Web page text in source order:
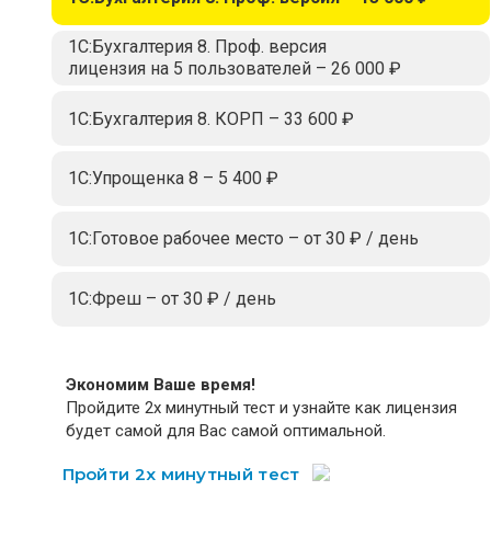
1С:Бухгалтерия 8. Проф. версия
лицензия на 5 пользователей – 26 000 ₽
1С:Бухгалтерия 8. КОРП – 33 600 ₽
1С:Упрощенка 8 – 5 400 ₽
1С:Готовое рабочее место – от 30 ₽ / день
1С:Фреш – от 30 ₽ / день
Экономим Ваше время!
Пройдите 2х минутный тест и узнайте как лицензия
будет самой для Вас самой оптимальной.
Пройти 2х минутный тест